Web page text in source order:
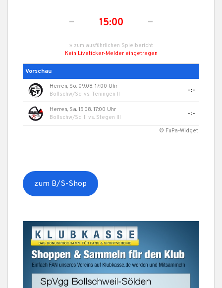
- 15:00 -
» zum ausführlichen Spielbericht
Kein Liveticker-Melder eingetragen
Vorschau
Herren, So. 09.08. 17:00 Uhr
Bollschw/Sd. vs. Teningen II
-:-
Herren, Sa. 15.08. 17:00 Uhr
Bollschw/Sd. II vs. Stegen III
-:-
© FuPa-Widget
zum B/S-Shop